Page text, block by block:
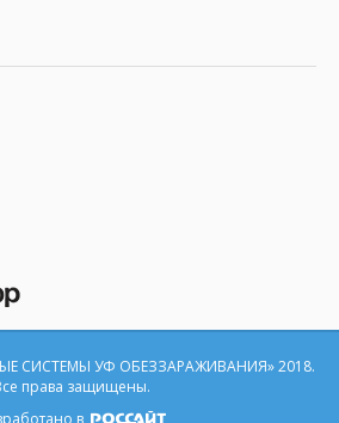
СИСТЕМЫ УФ ОБЕЗЗАРАЖИВАНИЯ» 2018.
права защищены.
в